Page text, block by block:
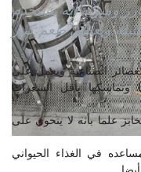
وميزته انه يستخدم
ويعطي طعم كبير
الصناعية ويعمل على
وتماسكها بأقل السعرات
علما بأنه لا يتحوي على
في الغذاء الحيواني